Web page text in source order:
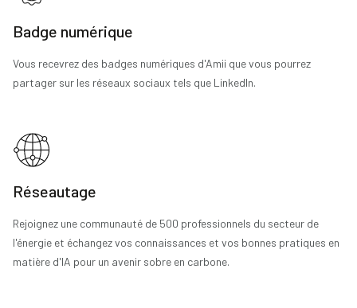
Badge numérique
Vous recevrez des badges numériques d'Amii que vous pourrez
partager sur les réseaux sociaux tels que LinkedIn.
Réseautage
Rejoignez une communauté de 500 professionnels du secteur de
l'énergie et échangez vos connaissances et vos bonnes pratiques en
matière d'IA pour un avenir sobre en carbone.